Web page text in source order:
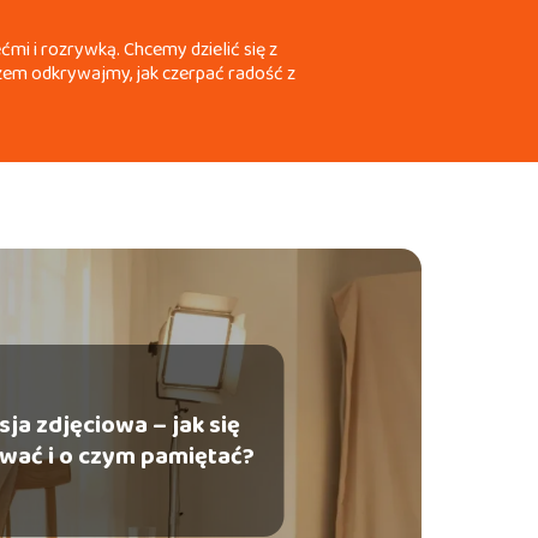
i rozrywką. Chcemy dzielić się z
odkrywajmy, jak czerpać radość z
zdjęciowa – jak się
i o czym pamiętać?